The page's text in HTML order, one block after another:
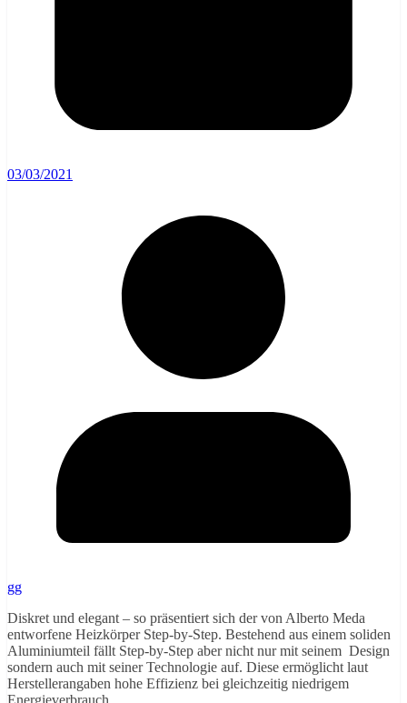
03/03/2021
gg
Diskret und elegant – so präsentiert sich der von Alberto Meda
entworfene Heizkörper Step-by-Step. Bestehend aus einem soliden
Aluminiumteil fällt Step-by-Step aber nicht nur mit seinem Design
sondern auch mit seiner Technologie auf. Diese ermöglicht laut
Herstellerangaben hohe Effizienz bei gleichzeitig niedrigem